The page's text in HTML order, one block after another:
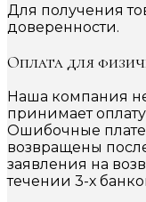
Для получения
доверенности.
Оплата для
Наша компания
принимает
Ошибочные
возвращены
заявления на
течении 3-х